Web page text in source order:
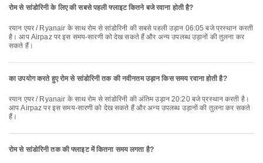
रोम से सांडोरिनी के लिए की सबसे पहली फ्लाइट कितने बजे रवाना होती है?
रयान एयर / Ryanair के साथ रोम से सांडोरिनी की सबसे पहली उड़ान 06:05 बजे प्रस्थान करती
है। आप Airpaz पर इस समय-सारणी को देख सकते हैं और अन्य उपलब्ध उड़ानों की तुलना कर
सकते हैं।
का उपयोग करते हुए रोम से सांडोरिनी तक की नवीनतम उड़ान किस समय रवाना होती है?
रयान एयर / Ryanair के साथ रोम से सांडोरिनी की अंतिम उड़ान 20:20 बजे प्रस्थान करती है।
आप Airpaz पर इस समय-सारणी को देख सकते हैं और अन्य उपलब्ध उड़ानों की तुलना कर सकते
हैं।
रोम से सांडोरिनी तक की फ्लाइट में कितना समय लगता है?